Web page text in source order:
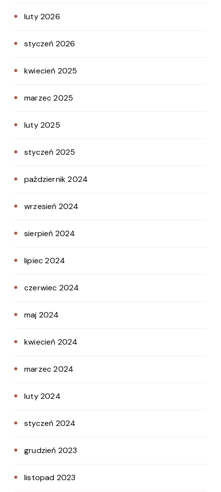
luty 2026
styczeń 2026
kwiecień 2025
marzec 2025
luty 2025
styczeń 2025
październik 2024
wrzesień 2024
sierpień 2024
lipiec 2024
czerwiec 2024
maj 2024
kwiecień 2024
marzec 2024
luty 2024
styczeń 2024
grudzień 2023
listopad 2023